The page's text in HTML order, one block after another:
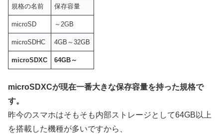
規格の名前 保存容量
microSD ～2GB
microSDHC 4GB～32GB
microSDXC 64GB～
microSDXCが現在一番大きな保存容量を持った規格で
す。
昨今のスマホはそもそも内部ストレージとして64GB以上
を搭載した機種が多いですから、